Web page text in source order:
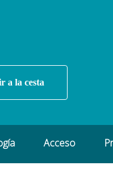
a la cesta
Acceso